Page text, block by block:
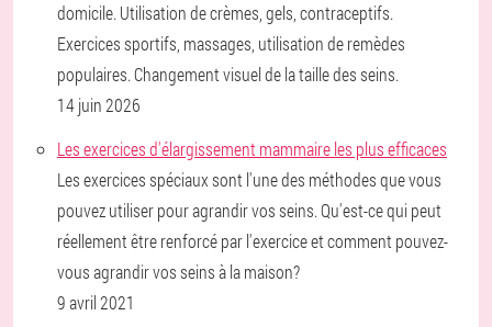
domicile. Utilisation de crèmes, gels, contraceptifs.
Exercices sportifs, massages, utilisation de remèdes
populaires. Changement visuel de la taille des seins.
14 juin 2026
Les exercices d'élargissement mammaire les plus efficaces
Les exercices spéciaux sont l'une des méthodes que vous
pouvez utiliser pour agrandir vos seins. Qu'est-ce qui peut
réellement être renforcé par l'exercice et comment pouvez-
vous agrandir vos seins à la maison?
9 avril 2021